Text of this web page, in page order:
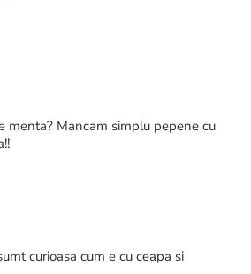
menta? Mancam simplu pepene cu
curioasa cum e cu ceapa si